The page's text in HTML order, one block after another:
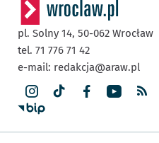
pl. Solny 14, 50-062 Wrocław
tel. 71 776 71 42
e-mail: redakcja@araw.pl